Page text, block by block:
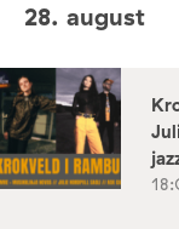
28. august